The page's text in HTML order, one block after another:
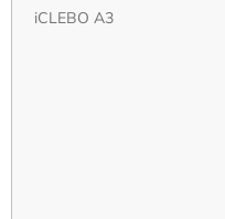
iCLEBO A3